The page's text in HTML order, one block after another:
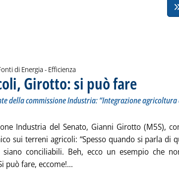
di Energia - Efficienza
Girotto: si può fare . Sottotitolo: Il
. Pubblicata
della commissione Industria: “Integrazione agricoltura
Industria del Senato, Gianni Girotto (M5S),
sui terreni agricoli: “Spesso quando si parla di
conciliabili. Beh, ecco un esempio che
può fare, eccome!...